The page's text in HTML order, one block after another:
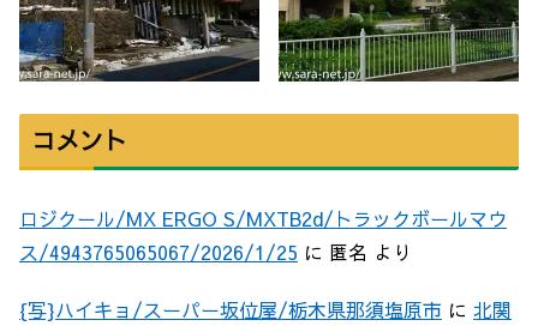
コメント
ロジクール/MX ERGO S/MXTB2d/トラックボールマウ
ス/4943765065067/2026/1/25 に 匿名 より
{写}ハイキョ/スーパー坂位屋/栃木県那須塩原市 に 北関